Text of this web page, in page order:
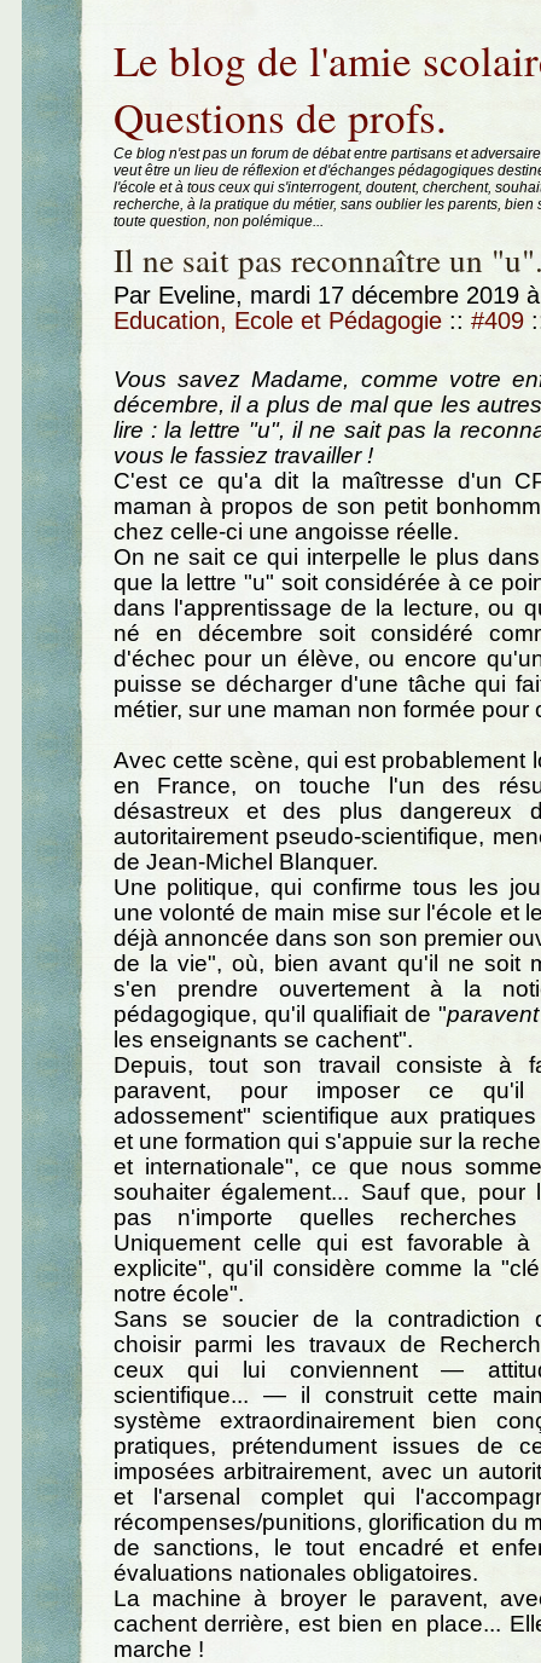
Le blog de l'amie
Questions de profs.
Ce blog n'est pas un forum de débat entre partisans et
veut être un lieu de réflexion et d'échanges pédagogiques
l'école et à tous ceux qui s'interrogent, doutent, cherchent,
recherche, à la pratique du métier, sans oublier les parents, bien
toute question, non polémique...
Il ne sait pas reconnaître un
Par Eveline, mardi 17 décembre 2019
Education, Ecole et Pédagogie :: #409
Vous savez Madame, comme votre
décembre, il a plus de mal que les
lire : la lettre "u", il ne sait pas la
vous le fassiez travailler !
C'est ce qu'a dit la maîtresse d'un
maman à propos de son petit
chez celle-ci une angoisse réelle.
On ne sait ce qui interpelle le plus
que la lettre "u" soit considérée à ce
dans l'apprentissage de la lecture, ou
né en décembre soit considéré
d'échec pour un élève, ou encore
puisse se décharger d'une tâche qui
métier, sur une maman non formée pour
Avec cette scène, qui est probablement
en France, on touche l'un des
désastreux et des plus dangereux
autoritairement pseudo-scientifique,
de Jean-Michel Blanquer.
Une politique, qui confirme tous les
une volonté de main mise sur l'école et
déjà annoncée dans son son premier
de la vie", où, bien avant qu'il ne soit
s'en prendre ouvertement à la
pédagogique, qu'il qualifiait de "paravent
les enseignants se cachent".
Depuis, tout son travail consiste à
paravent, pour imposer ce qu'il
adossement" scientifique aux
et une formation qui s'appuie sur la
et internationale", ce que nous
souhaiter également... Sauf que,
pas n'importe quelles
Uniquement celle qui est favorable à
explicite", qu'il considère comme la
notre école".
Sans se soucier de la contradiction
choisir parmi les travaux de
ceux qui lui conviennent —
scientifique... — il construit cette
système extraordinairement bien
pratiques, prétendument issues de
imposées arbitrairement, avec un
et l'arsenal complet qui
récompenses/punitions, glorification du
de sanctions, le tout encadré et
évaluations nationales obligatoires.
La machine à broyer le paravent,
cachent derrière, est bien en place...
marche !